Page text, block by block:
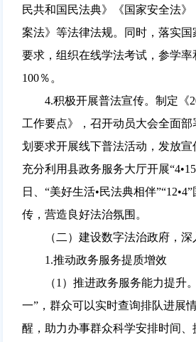
民共和国民法典》《国家安全法
案法》等法律法规。同时，落实
要求，组织在线学法考试，参学率
100％。
4.积极开展普法宣传。制定《
工作要点》，召开动员大会全面部
划要求开展线下普法活动，发放宣
充分利用县政务服务大厅开展
日、“美好生活•民法典相伴
传，营造良好法治氛围。
（二）建设数字法治政府，深
1.推动政务服务提质增效
（1）推进政务服务能力提升。
一”，群众可以实时查询排队进展
醒，助力办事群众科学安排时间、